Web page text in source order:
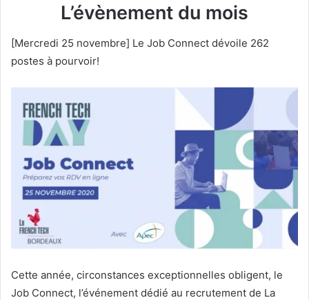
L’évènement du mois
[Mercredi 25 novembre] Le Job Connect dévoile 262
postes à pourvoir!
Cette année, circonstances exceptionnelles obligent, le
Job Connect, l’événement dédié au recrutement de La